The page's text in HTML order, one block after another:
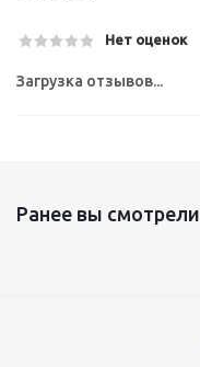
Нет оценок
Загрузка отзывов...
Ранее вы смотрели